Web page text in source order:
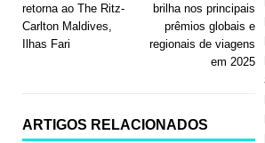
retorna ao The Ritz-
Carlton Maldives,
Ilhas Fari
brilha nos principais
prêmios globais e
regionais de viagens
em 2025
ARTIGOS RELACIONADOS